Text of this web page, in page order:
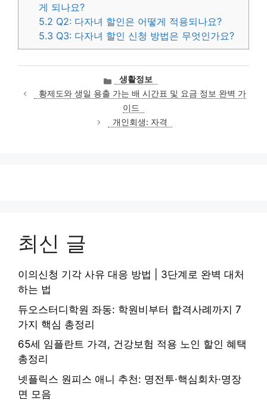
게 되나요?
5.2 Q2: 다자녀 할인은 어떻게 적용되나요?
5.3 Q3: 다자녀 할인 신청 방법은 무엇인가요?
카
테
고
생활정보
황제도와 생일 용출 가는 배 시간표 및 요금 정보 완벽 가
이드
개인회생: 자격
최신 글
이의신청 기각 사유 대응 방법 | 3단계로 완벽 대처
하는 법
듀오스터디학원 좌동: 학원비부터 합격사례까지 7
가지 핵심 총정리
65세 임플란트 가격, 건강보험 적용 노인 할인 혜택
총정리
넷플릭스 원피스 애니 추천: 명전투·핵심회차·명장
면 모음